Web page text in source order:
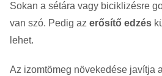
Sokan a sétára vagy biciklizésre
van szó. Pedig az erősítő edzés
lehet.
Az izomtömeg növekedése javítja